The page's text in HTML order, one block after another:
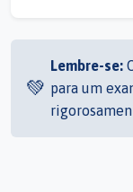
💚
Lembre-se:
para um